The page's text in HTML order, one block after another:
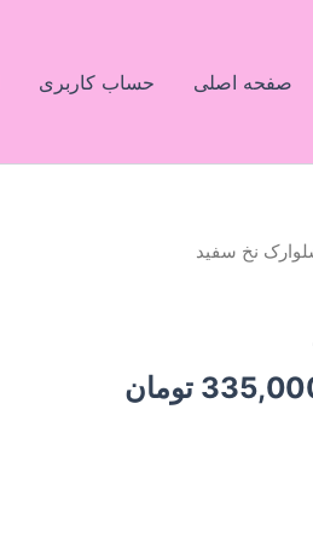
صفحه اصلی حساب کاربری
نخ سفید
تومان